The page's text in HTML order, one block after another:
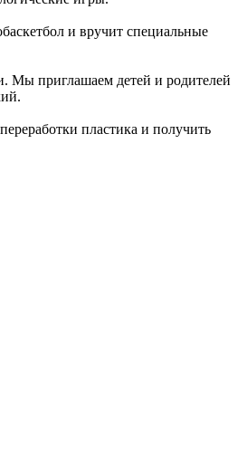
и вручит специальные
Мы приглашаем детей и родителей
пластика и получить